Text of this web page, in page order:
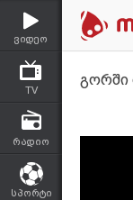
ვიდეო
TV
რადიო
სპორტი
გორში